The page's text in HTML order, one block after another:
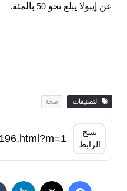
عن إيبولا يبلغ نحو 50 بالمئة.
التصنيفات: صحة
نسخ
الرابط